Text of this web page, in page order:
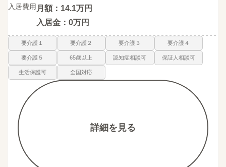
入居費用 月額：14.1万円
入居金：0万円
要介護１ 要介護２ 要介護３ 要介護４
要介護５ 65歳以上 認知症相談可 保証人相談可
生活保護可 全国対応
詳細を見る